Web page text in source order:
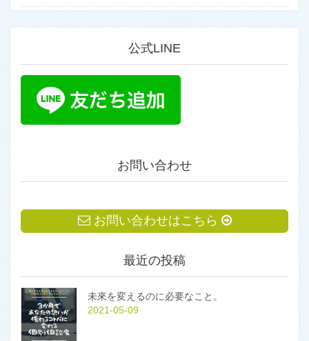
公式LINE
お問い合わせ
お問い合わせはこちら
最近の投稿
未來を変えるのに必要なこと。
2021-05-09